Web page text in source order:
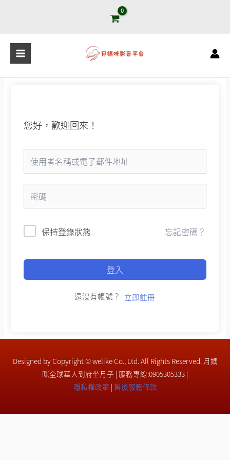
容
您好，歡迎回來！
保持登錄狀態 忘記密碼？
登入
還沒有帳號？ 立即註冊
Designed by Copyright © welike Co., Ltd. All Rights Reserved. 月媽
咪全球華人到府坐月子 | 服務專線:0905305333 |
隱私權政策 | 售後服務條款